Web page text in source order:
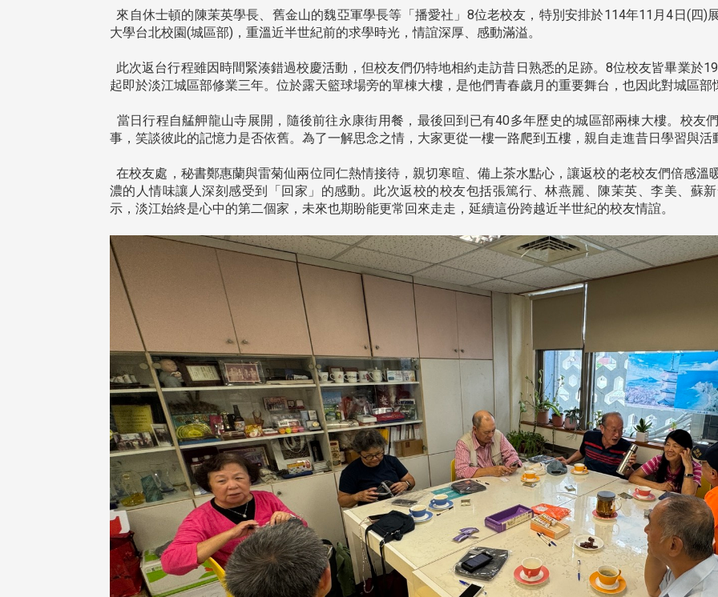
來自休士頓的陳茉英學長、舊金山的魏亞軍學長等「播愛社」8位老校友，特別安排於114年11月4日(四)
大學台北校園(城區部)，重溫近半世紀前的求學時光，情誼深厚、感動滿溢。
此次返台行程雖因時間緊湊錯過校慶活動，但校友們仍特地相約走訪昔日熟悉的足跡。8位校友皆畢業於
起即於淡江城區部修業三年。位於露天籃球場旁的單棟大樓，是他們青春歲月的重要舞台，也因此對城區部
當日行程自艋舺龍山寺展開，隨後前往永康街用餐，最後回到已有40多年歷史的城區部兩棟大樓。校友
事，笑談彼此的記憶力是否依舊。為了一解思念之情，大家更從一樓一路爬到五樓，親自走進昔日學習與
在校友處，秘書鄭惠蘭與雷菊仙兩位同仁熱情接待，親切寒暄、備上茶水點心，讓返校的老校友們倍感
濃的人情味讓人深刻感受到「回家」的感動。此次返校的校友包括張篤行、林燕麗、陳茉英、李美、蘇
示，淡江始終是心中的第二個家，未來也期盼能更常回來走走，延續這份跨越近半世紀的校友情誼。